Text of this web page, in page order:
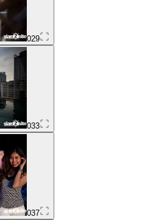
029
033
037